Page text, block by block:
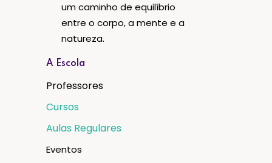
um caminho de equilíbrio
entre o corpo, a mente e a
natureza.
A Escola
Professores
Cursos
Aulas Regulares
Eventos